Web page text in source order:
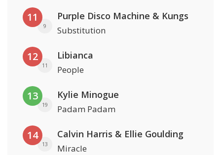
11
9
Purple Disco Machine & Kungs
Substitution
12
11
Libianca
People
13
19
Kylie Minogue
Padam Padam
14
13
Calvin Harris & Ellie Goulding
Miracle